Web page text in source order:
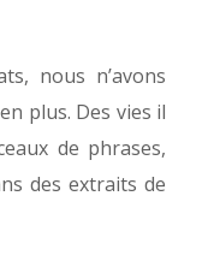
nous n’avons
plus. Des vies il
de phrases,
des extraits de